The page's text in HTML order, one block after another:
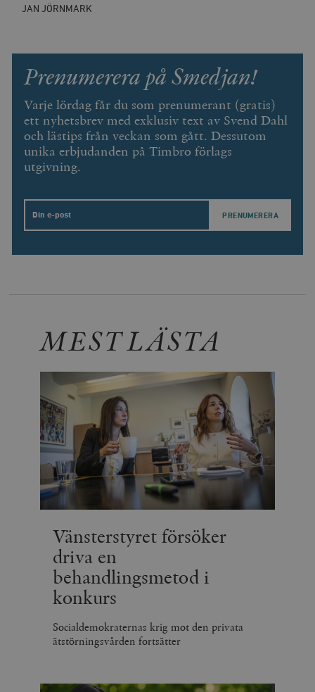
JAN JÖRNMARK
Prenumerera på Smedjan!
Varje lördag får du som prenumerant (gratis)
ett nyhetsbrev med exklusiv text av Svend Dahl
och lästips från veckan som gått. Dessutom
unika erbjudanden på Timbro förlags
utgivning.
Email
MEST LÄSTA
Vänsterstyret försöker
driva en
behandlingsmetod i
konkurs
Socialdemokraternas krig mot den privata
ätstörningsvården fortsätter